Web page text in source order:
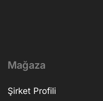
Mağaza
Şirket Profili